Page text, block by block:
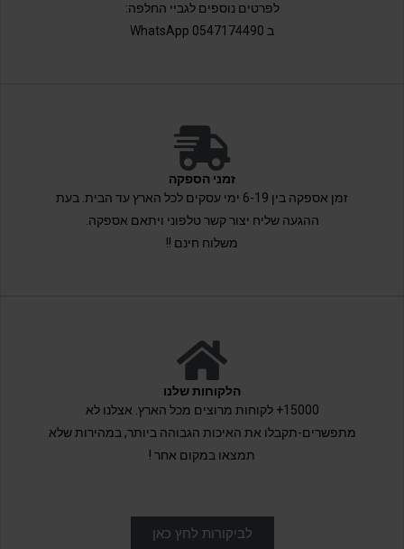
לפרטים נוספים לגביי החלפה:
ב 0547174490 WhatsApp
זמני הספקה
זמן אספקה בין 6-19 ימי עסקים לכל הארץ עד הבית. בעת
ההגעה שליח יצור קשר טלפוני ויתאם אספקה.
משלוח חינם !!
הלקוחות שלנו
15000+ לקוחות מרוצים מכל הארץ. אצלנו לא
מתפשרים-תקבלו את האיכות הגבוהה ביותר, במהירות שלא
תמצאו במקום אחר !
לביקורות לחץ כאן